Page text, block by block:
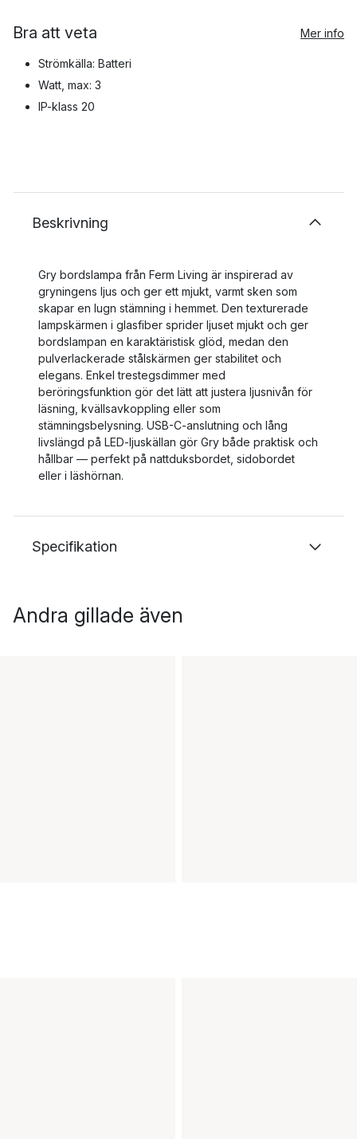
Bra att veta Mer info
Strömkälla: Batteri
Watt, max: 3
IP-klass 20
Beskrivning
Gry bordslampa från Ferm Living är inspirerad av
gryningens ljus och ger ett mjukt, varmt sken som
skapar en lugn stämning i hemmet. Den texturerade
lampskärmen i glasfiber sprider ljuset mjukt och ger
bordslampan en karaktäristisk glöd, medan den
pulverlackerade stålskärmen ger stabilitet och
elegans. Enkel trestegsdimmer med
beröringsfunktion gör det lätt att justera ljusnivån för
läsning, kvällsavkoppling eller som
stämningsbelysning. USB-C-anslutning och lång
livslängd på LED-ljuskällan gör Gry både praktisk och
hållbar — perfekt på nattduksbordet, sidobordet
eller i läshörnan.
Specifikation
Andra gillade även